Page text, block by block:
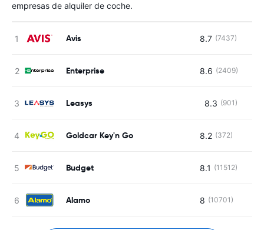
empresas de alquiler de coche.
Avis 8.7 (7437)
Enterprise 8.6 (2409)
Leasys 8.3 (901)
Goldcar Key'n Go 8.2 (372)
Budget 8.1 (11512)
Alamo 8 (10701)